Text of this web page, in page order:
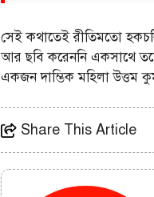
সেই কথাতেই রীতিমতো
আর ছবি করেননি একসাথে
একজন দাম্ভিক মহিলা উত্তম
Share This Article